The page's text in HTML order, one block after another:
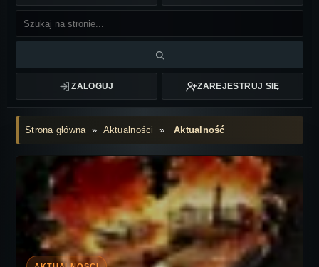
ZALOGUJ ZAREJESTRUJ SIĘ
Strona główna» Aktualności »Aktualność